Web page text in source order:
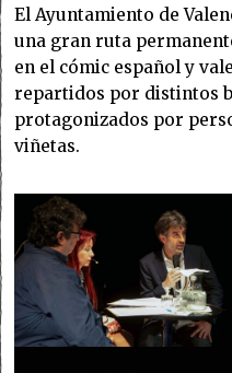
El Ayuntamiento de
una gran ruta
en el cómic español y
repartidos por distintos
protagonizados por
viñetas.